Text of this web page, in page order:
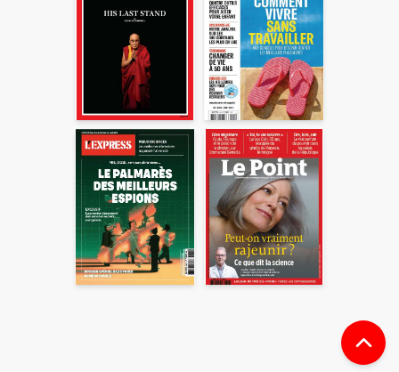
ENVOYER
En partageant du contenu, vous acceptez que ces
informations soient traitées par ADLPartner (groupe
Dékuple), responsable de traitement, pour donner suite à
votre demande de recommandation auprès de votre ami.
Vous certifiez également ne pas envoyer d’email indésirable.
Votre adresse email et celle de votre ami ne sont utilisées que
pour cet envoi à la suite duquel elles seront
automatiquement supprimées. Pour en savoir plus, consultez
notre rubrique "Données personnelles".